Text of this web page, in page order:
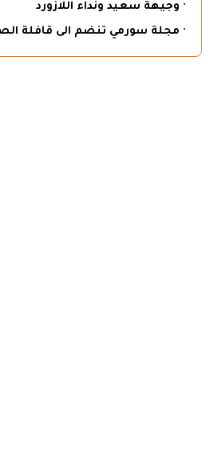
· وجيهة سعيد ونداء اللازورد
· مجلة سورمي تنضم الى قافلة